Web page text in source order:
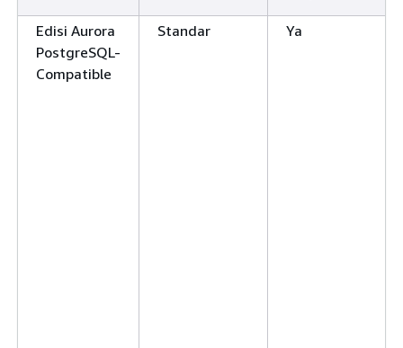
Edisi Aurora
PostgreSQL-
Compatible
Standar Ya